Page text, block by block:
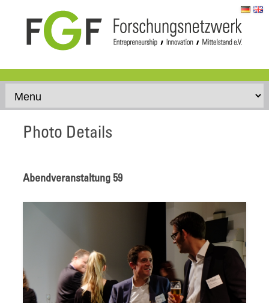
Skip to content
Photo Details
Abendveranstaltung 59